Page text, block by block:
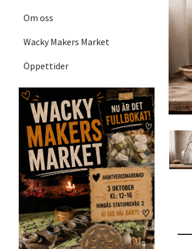
Om oss
Wacky Makers Market
Öppettider